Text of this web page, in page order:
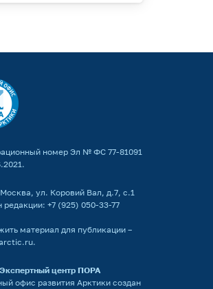
номер Эл № ФС 77-81091
ул. Коровий Вал, д.7, с.1
редакции: +7 (925) 050-33-77
материал для публикации –
.
Экспертный центр ПОРА
офис развития Арктики создан